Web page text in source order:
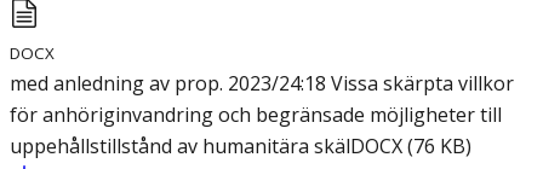
DOCX
med anledning av prop. 2023/24:18 Vissa skärpta villkor
för anhöriginvandring och begränsade möjligheter till
uppehållstillstånd av humanitära skälDOCX(76 KB)